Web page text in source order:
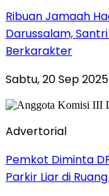
Ribuan Jamaah
Darussalam,
Berkarakter
Sabtu, 20 Sep
Advertorial
Pemkot Diminta
Parkir Liar di